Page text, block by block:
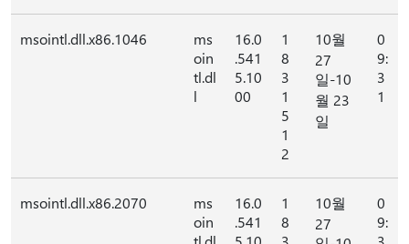
msointl.dll.x86.1046
ms
oin
tl.dl
l
16.0
.541
5.10
00
1
8
3
1
5
1
2
10월
27
일-10
월 23
일
0
9:
3
1
msointl.dll.x86.2070
ms
oin
16.0
.541
1
8
10월
27
0
9: